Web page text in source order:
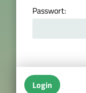
Passwort:
Login